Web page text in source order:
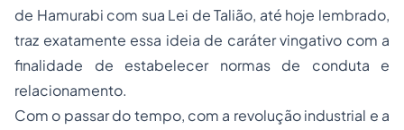
de Hamurabi com sua Lei de Talião, até hoje lembrado,
traz exatamente essa ideia de caráter vingativo com a
finalidade de estabelecer normas de conduta e
relacionamento.
Com o passar do tempo, com a revolução industrial e a